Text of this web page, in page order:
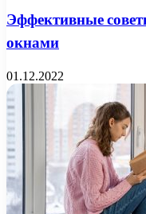
Эффективные
окнами
01.12.2022